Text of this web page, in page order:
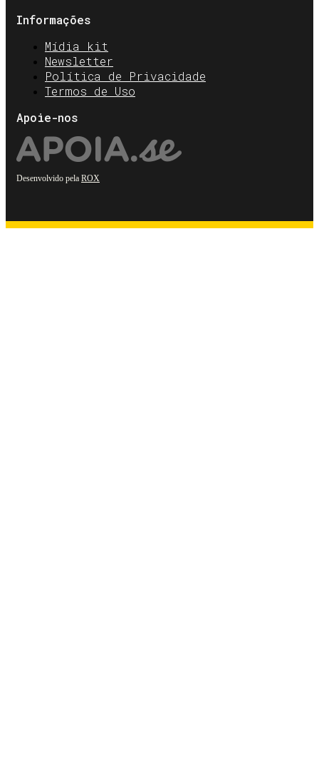
Informações
Mídia kit
Newsletter
Política de Privacidade
Termos de Uso
Apoie-nos
Desenvolvido pela ROX